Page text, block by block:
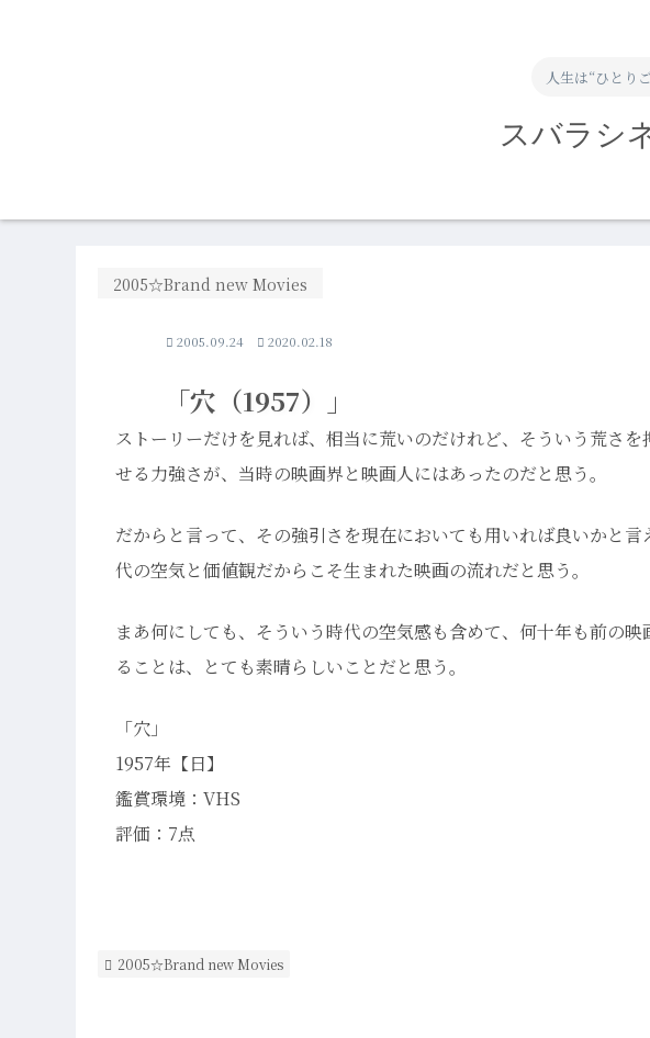
人生は“ひとり
スバラシ
「穴（1957）」
2005☆Brand new Movies
2005.09.24 2020.02.18
ストーリーだけを見れば、相当に荒いのだけれど、そういう荒さ
せる力強さが、当時の映画界と映画人にはあったのだと思う。
だからと言って、その強引さを現在においても用いれば良いかと
代の空気と価値観だからこそ生まれた映画の流れだと思う。
まあ何にしても、そういう時代の空気感も含めて、何十年も前の映
ることは、とても素晴らしいことだと思う。
「穴」
1957年【日】
鑑賞環境：VHS
評価：7点
2005☆Brand new Movies